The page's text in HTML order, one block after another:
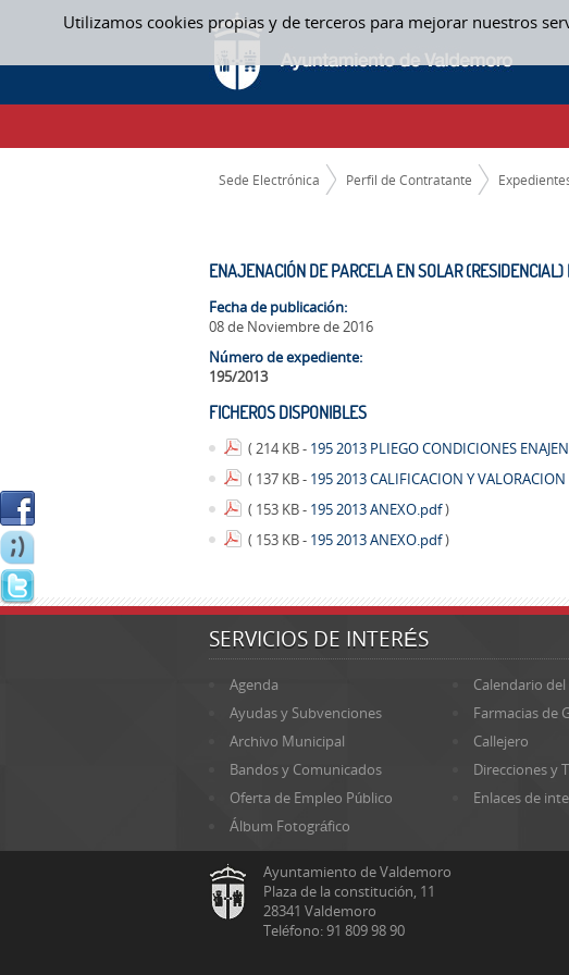
Utilizamos cookies propias y de terceros para mejorar nuestros
Saltar al contenido
ENAJENACIÓN DE PARCELA EN SOLAR (RESIDENCIAL)
CAMINO DE MIGAS
Sede Electrónica Perfil de Contratante
ENAJENACIÓN DE PARCELA EN SOLAR
Fecha de publicación:
08 de Noviembre de 2016
Número de expediente:
195/2013
FICHEROS DISPONIBLES
( 214 KB - 195 2013 PLIEGO CONDICIONES
( 137 KB - 195 2013 CALIFICACION Y
( 153 KB - 195 2013 ANEXO.pdf)
( 153 KB - 195 2013 ANEXO.pdf)
SERVICIOS DE INTERÉS
Agenda
Calendario
Ayudas y Subvenciones
Farmacias de
Archivo Municipal
Callejero
Bandos y Comunicados
Direcciones y
Oferta de Empleo Público
Enlaces de
Álbum Fotográfico
Ayuntamiento de Valdemoro
Plaza de la constitución, 11
28341 Valdemoro
Teléfono: 91 809 98 90